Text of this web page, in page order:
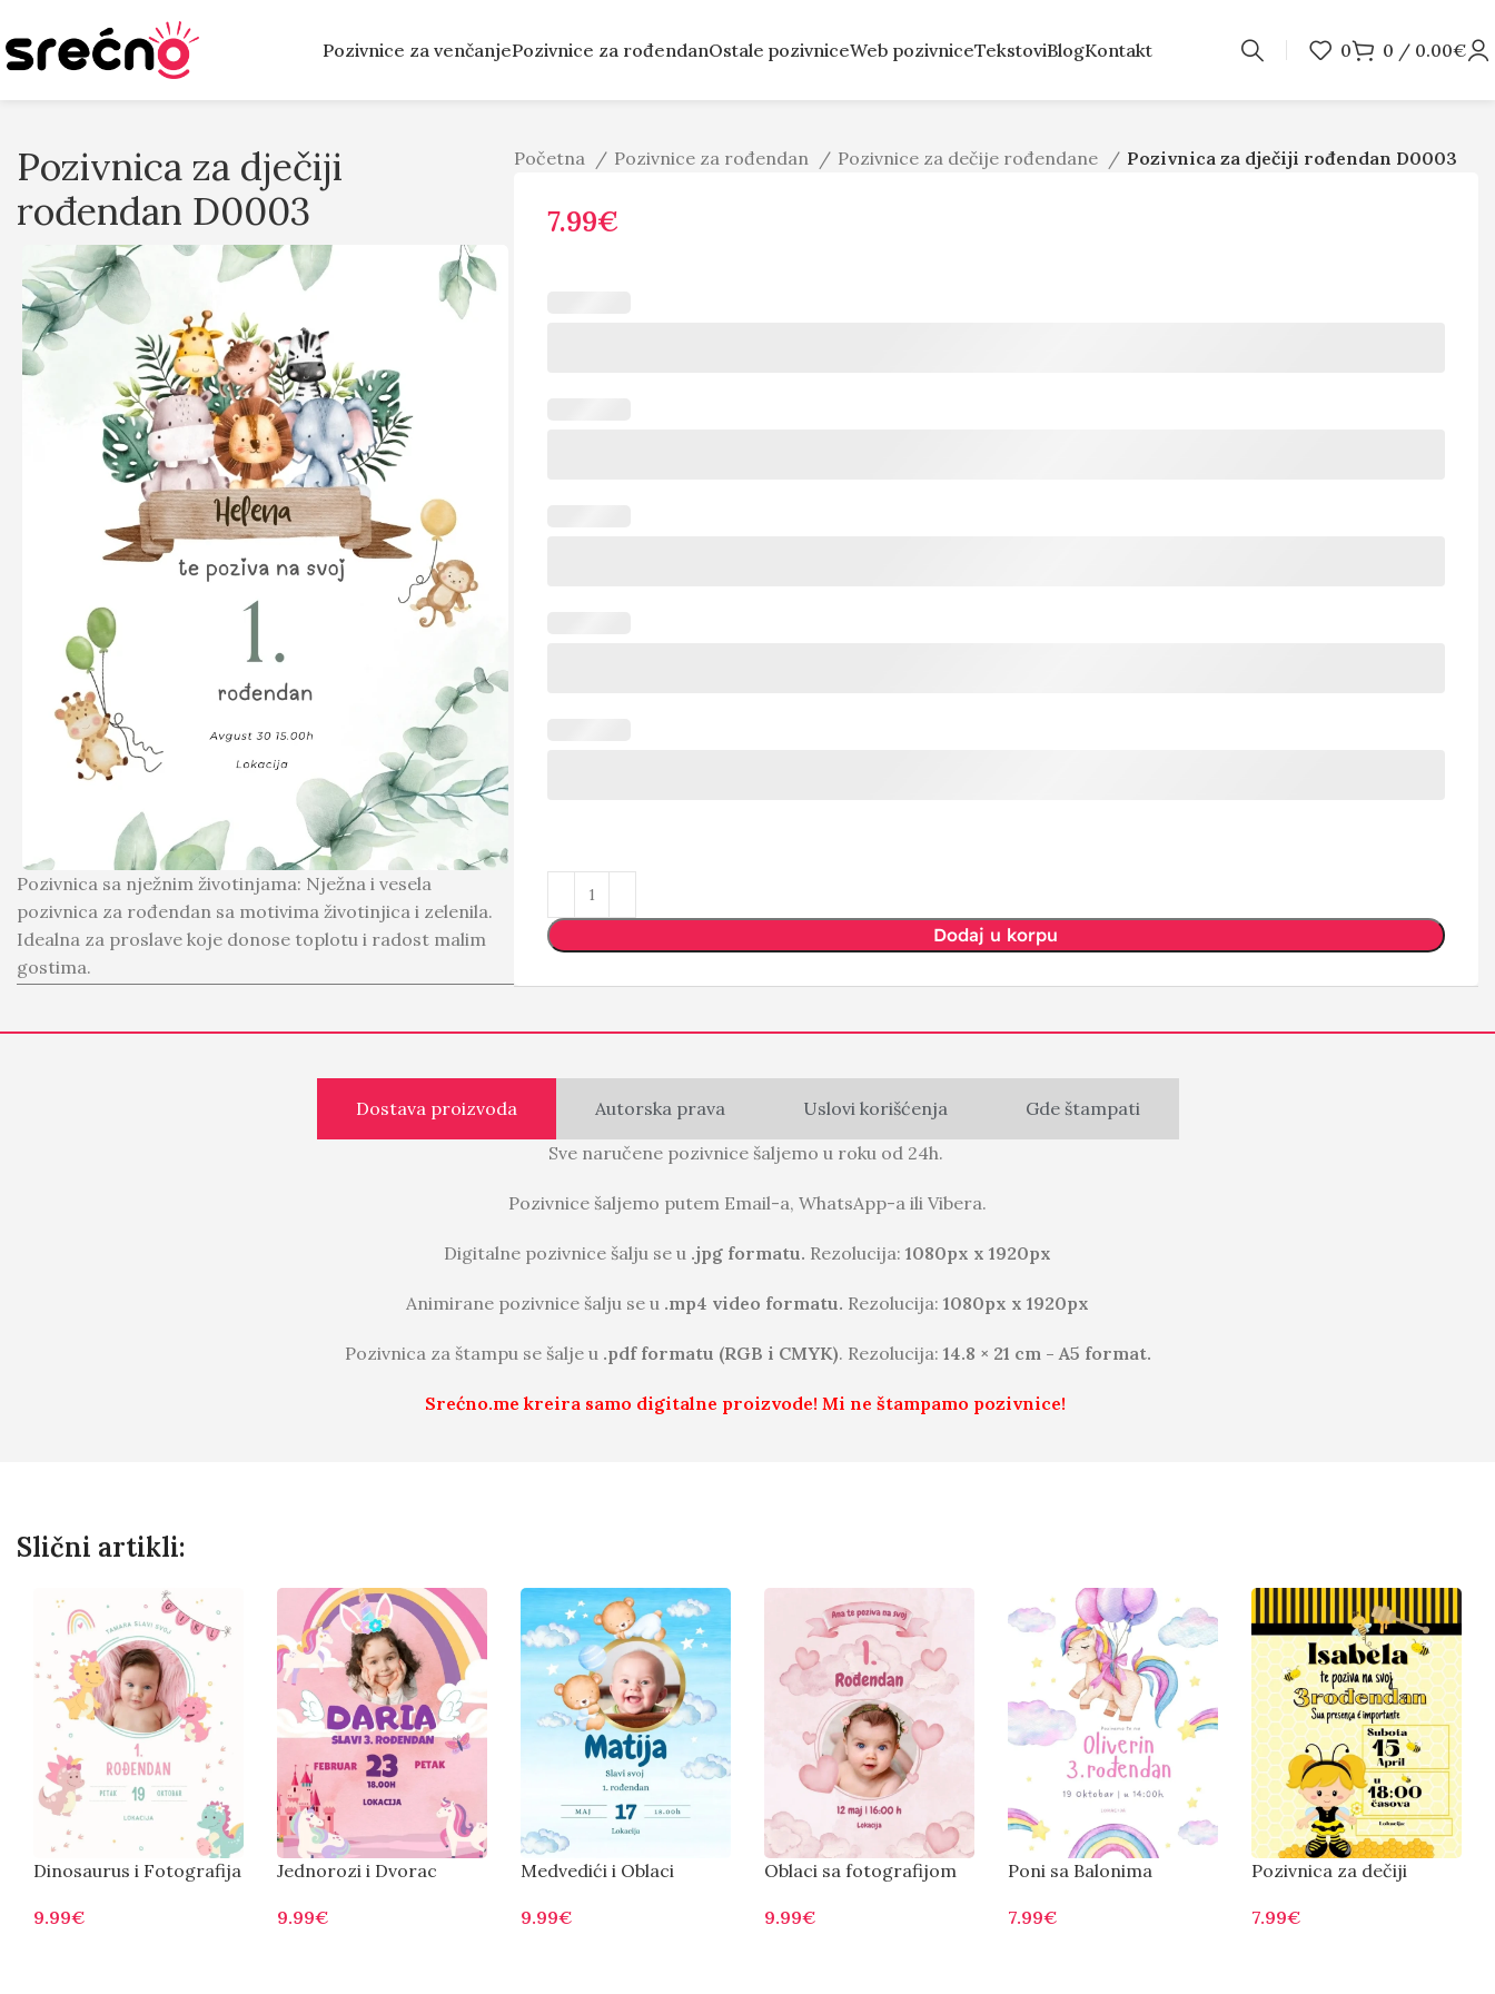
Pozivnice za venčanjePozivnice za rođendanOstale pozivniceWeb pozivniceTekstoviBlogKontakt 0 0 / 0.00€
Pozivnica za dječiji
rođendan D0003
Pozivnica sa nježnim životinjama: Nježna i vesela
pozivnica za rođendan sa motivima životinjica i zelenila.
Idealna za proslave koje donose toplotu i radost malim
gostima.
Početna Pozivnice za rođendan Pozivnice za dečije rođendane Pozivnica za dječiji rođendan D0003
7.99€
Dodaj u korpu
Dostava proizvoda Autorska prava Uslovi korišćenja
Gde štampati
Sve naručene pozivnice šaljemo u roku od 24h.
Pozivnice šaljemo putem Email-a, WhatsApp-a ili Vibera.
Digitalne pozivnice šalju se u .jpg formatu. Rezolucija: 1080px x 1920px
Animirane pozivnice šalju se u .mp4 video formatu. Rezolucija: 1080px x 1920px
Pozivnica za štampu se šalje u .pdf formatu (RGB i CMYK). Rezolucija: 14.8 × 21 cm - A5 format.
Srećno.me kreira samo digitalne proizvode! Mi ne štampamo pozivnice!
Slični artikli:
Dinosaurus i Fotografija
9.99€
Jednorozi i Dvorac
9.99€
Medvedići i Oblaci
9.99€
Oblaci sa fotografijom
9.99€
Poni sa Balonima
7.99€
Pozivnica za dečiji
7.99€